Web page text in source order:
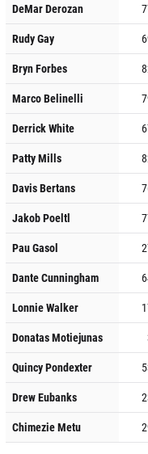
DeMar Derozan
Rudy Gay
Bryn Forbes
Marco Belinelli
Derrick White
Patty Mills
Davis Bertans
Jakob Poeltl
Pau Gasol
Dante Cunningham
Lonnie Walker
Donatas Motiejunas
Quincy Pondexter
Drew Eubanks
Chimezie Metu